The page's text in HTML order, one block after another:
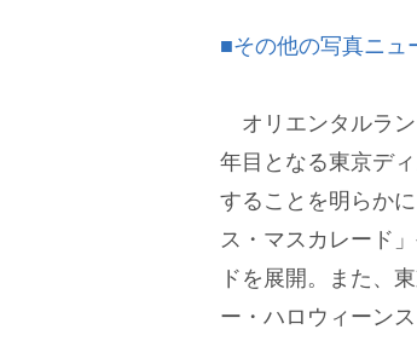
■その他の写真ニュ
オリエンタルラン
年目となる東京デ
することを明らか
ス・マスカレード
ドを展開。また、
ー・ハロウィーン